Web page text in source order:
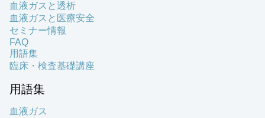
血液ガスと透析
血液ガスと医療安全
セミナー情報
FAQ
用語集
臨床・検査基礎講座
用語集
血液ガス